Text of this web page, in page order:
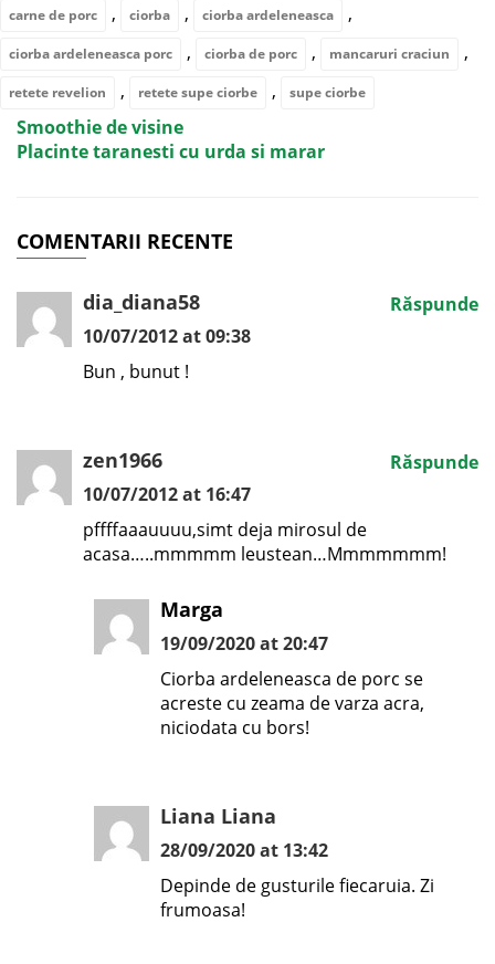
carne de porc , ciorba , ciorba ardeleneasca ,
ciorba ardeleneasca porc , ciorba de porc , mancaruri craciun ,
retete revelion , retete supe ciorbe , supe ciorbe
Smoothie de visine
Placinte taranesti cu urda si marar
COMENTARII RECENTE
dia_diana58
10/07/2012 at 09:38
Bun , bunut !
Răspunde
zen1966
10/07/2012 at 16:47
pffffaaauuuu,simt deja mirosul de
acasa…..mmmmm leustean…Mmmmmmm!
Răspunde
Marga
19/09/2020 at 20:47
Ciorba ardeleneasca de porc se
acreste cu zeama de varza acra,
niciodata cu bors!
Liana Liana
28/09/2020 at 13:42
Depinde de gusturile fiecaruia. Zi
frumoasa!